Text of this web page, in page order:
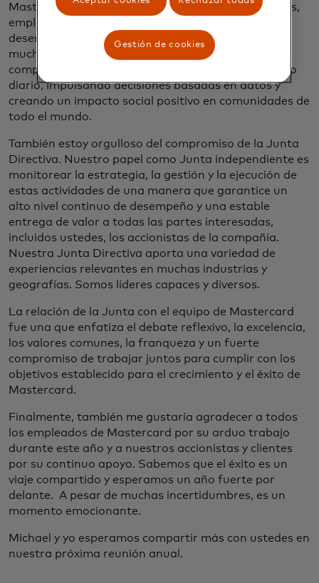
Mastercard tiene una obligación con sus accionistas,
empleados y clientes, pero la compañía también
desempeña un papel fundamental en la vida de
muchas personas en todo el mundo: conectando
compradores y vendedores, permitiendo el comercio
diario, impulsando decisiones basadas en datos y
creando un impacto social positivo en comunidades de
todo el mundo.
También estoy orgulloso del compromiso de la Junta
Directiva. Nuestro papel como Junta independiente es
monitorear la estrategia, la gestión y la ejecución de
estas actividades de una manera que garantice un
alto nivel continuo de desempeño y una estable
entrega de valor a todas las partes interesadas,
incluidos ustedes, los accionistas de la compañía.
Nuestra Junta Directiva aporta una variedad de
experiencias relevantes en muchas industrias y
geografías. Somos líderes capaces y diversos.
La relación de la Junta con el equipo de Mastercard
fue una que enfatiza el debate reflexivo, la excelencia,
los valores comunes, la franqueza y un fuerte
compromiso de trabajar juntos para cumplir con los
objetivos establecido para el crecimiento y el éxito de
Mastercard.
Finalmente, también me gustaría agradecer a todos
los empleados de Mastercard por su arduo trabajo
durante este año y a nuestros accionistas y clientes
por su continuo apoyo. Sabemos que el éxito es un
viaje compartido y esperamos un año fuerte por
delante. A pesar de muchas incertidumbres, es un
momento emocionante.
Michael y yo esperamos compartir más con ustedes en
nuestra próxima reunión anual.
Gestión de cookies